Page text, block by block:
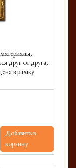
друг от друга,
в рамку.
Добавить в
корзину